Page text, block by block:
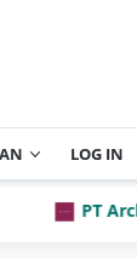
LOG IN
PT